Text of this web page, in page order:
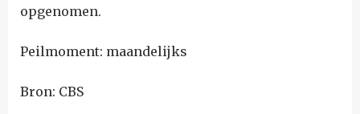
opgenomen.
Peilmoment: maandelijks
Bron: CBS